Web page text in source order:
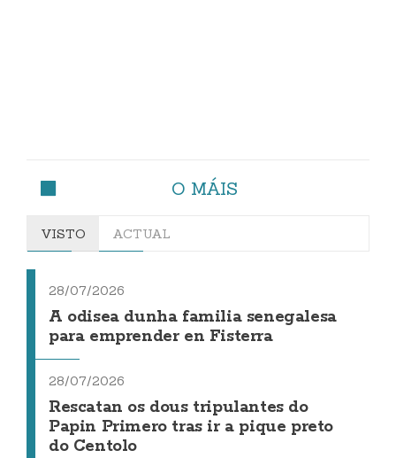
O MÁIS
VISTO ACTUAL
28/07/2026
A odisea dunha familia senegalesa
para emprender en Fisterra
28/07/2026
Rescatan os dous tripulantes do
Papin Primero tras ir a pique preto
do Centolo